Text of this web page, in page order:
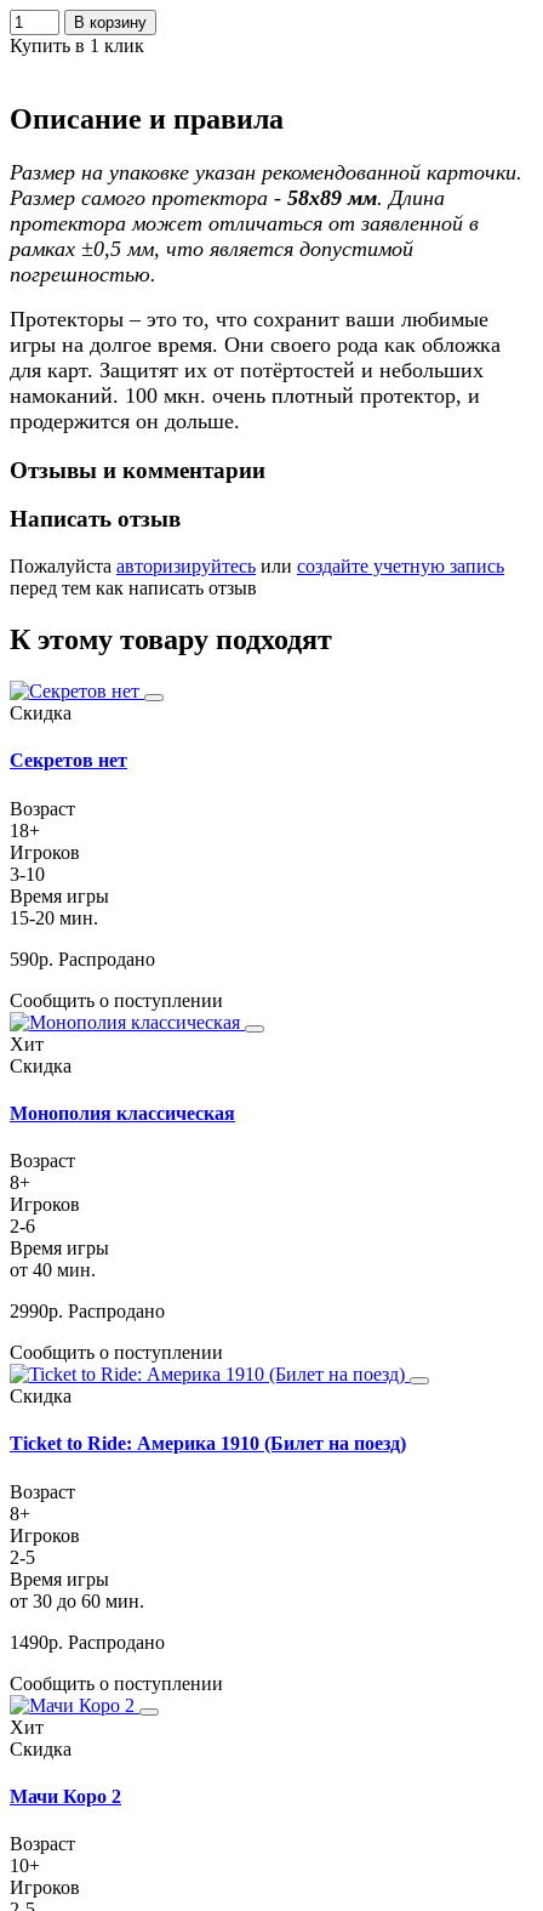
В корзину
Купить в 1 клик
Описание и правила
Размер на упаковке указан рекомендованной карточки.
Размер самого протектора - 58х89 мм. Длина
протектора может отличаться от заявленной в
рамках ±0,5 мм, что является допустимой
погрешностью.
Протекторы – это то, что сохранит ваши любимые
игры на долгое время. Они своего рода как обложка
для карт. Защитят их от потёртостей и небольших
намоканий. 100 мкн. очень плотный протектор, и
продержится он дольше.
Отзывы и комментарии
Написать отзыв
Пожалуйста авторизируйтесь или создайте учетную запись
перед тем как написать отзыв
К этому товару подходят
Скидка
Секретов нет
Возраст
18+
Игроков
3-10
Время игры
15-20 мин.
590р. Распродано
Сообщить о поступлении
Хит
Скидка
Монополия классическая
Возраст
8+
Игроков
2-6
Время игры
от 40 мин.
2990р. Распродано
Сообщить о поступлении
Скидка
Ticket to Ride: Америка 1910 (Билет на поезд)
Возраст
8+
Игроков
2-5
Время игры
от 30 до 60 мин.
1490р. Распродано
Сообщить о поступлении
Хит
Скидка
Мачи Коро 2
Возраст
10+
Игроков